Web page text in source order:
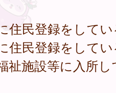
住民登録をして
住民登録をして
祉施設等に入所